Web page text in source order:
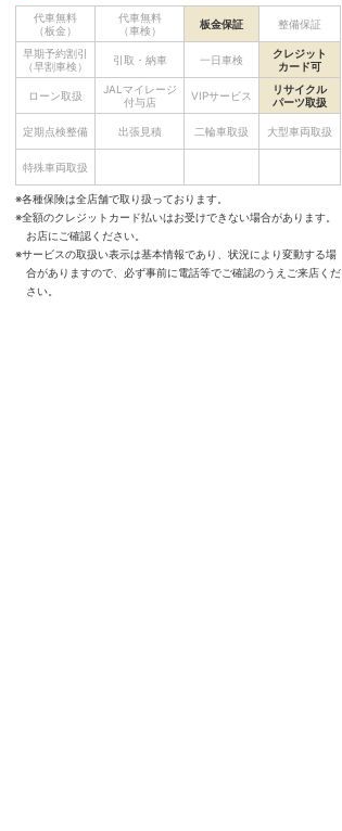
代車無料
（板金）
代車無料
（車検）
板金保証 整備保証
早期予約割引
（早割車検）
引取・納車 一日車検
クレジット
カード可
ローン取扱
JALマイレージ
付与店
VIPサービス
リサイクル
パーツ取扱
定期点検整備 出張見積 二輪車取扱 大型車両取扱
特殊車両取扱
※各種保険は全店舗で取り扱っております。
※全額のクレジットカード払いはお受けできない場合があります。
お店にご確認ください。
※サービスの取扱い表示は基本情報であり、状況により変動する場
合がありますので、必ず事前に電話等でご確認のうえご来店くだ
さい。